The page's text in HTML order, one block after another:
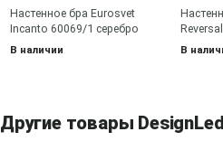
Настенное бра Eurosvet
Incanto 60069/1 серебро
В наличии В
Другие товары DesignLed